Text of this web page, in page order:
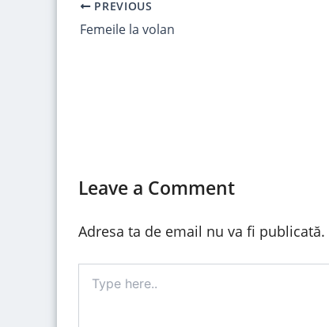
PREVIOUS
Femeile la volan
Leave a Comment
Adresa ta de email nu va fi publicată.
here..